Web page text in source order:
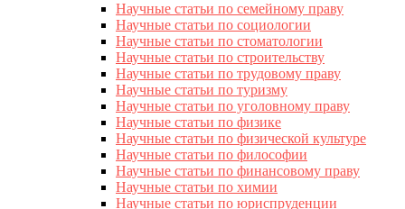
Научные статьи по семейному праву
Научные статьи по социологии
Научные статьи по стоматологии
Научные статьи по строительству
Научные статьи по трудовому праву
Научные статьи по туризму
Научные статьи по уголовному праву
Научные статьи по физике
Научные статьи по физической культуре
Научные статьи по философии
Научные статьи по финансовому праву
Научные статьи по химии
Научные статьи по юриспруденции